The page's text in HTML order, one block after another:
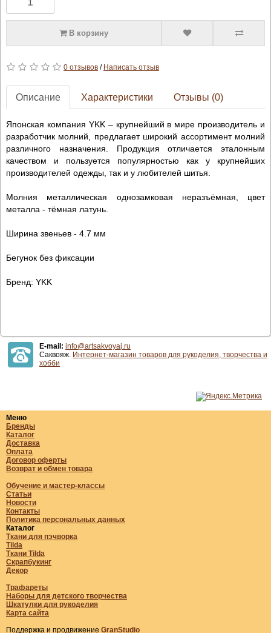
В корзину
0 отзывов/ Написать отзыв
Описание Характеристики Отзывы (0)
Японская компания YKK – крупнейший в мире производитель и
разработчик молний, предлагает широкий ассортимент молний
различного назначения. Продукция отличается эталонным
качеством и пользуется популярностью как у крупнейших
производителей одежды, так и у любителей шитья.
Молния металлическая однозамковая неразъёмная, цвет
металла - тёмная латунь.
Ширина звеньев - 4.7 мм
Бегунок без фиксации
Бренд: YKK
E-mail: info@artsakvoyaj.ru
Саквояж. Интернет-магазин товаров для рукоделия, творчества и
хобби
Меню
Бренды
Каталог
Доставка
Оплата
Договор оферты
Возврат и обмен товара
Обучение и мастер-классы
Статьи
Новости
Контакты
Политика персональных данных
Каталог
Ткани для пэчворка
Tilda
Ткани Tilda
Скрапбукинг
Декор
Трафареты
Наборы для детского творчества
Шкатулки для рукоделия
Карта сайта
Поддержка и продвижение GranStudio